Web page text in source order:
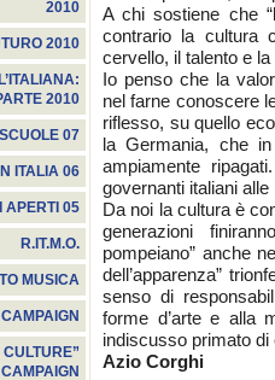
2010
2010
2010
07
ITALIA 06
APERTI 05
R.IT.M.O.
MUSICA
CULTURE”
CAMPAIGN
A chi sostiene che
contrario la cultura
cervello, il talento e
Io penso che la
nel farne conoscere
riflesso, su quello
la Germania, che
ampiamente
governanti italiani
Da noi la cultura è
generazioni
pompeiano” anche
dell’apparenza”
senso di
forme d’arte e alla
indiscusso primato
Azio Corghi